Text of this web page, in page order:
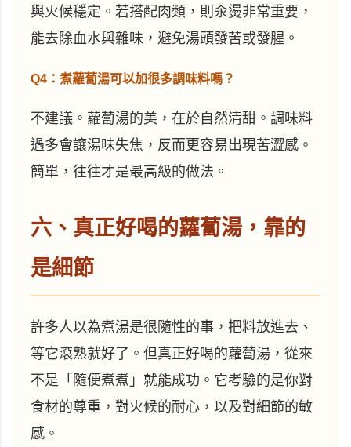
與火候穩定。若搭配肉類，則汆燙非常重要，
能去除血水與雜味，避免湯頭發苦或發腥。
Q4：煮蘿蔔湯可以加很多調味料嗎？
不建議。蘿蔔湯的美，在於自然清甜。調味料
過多會讓湯味失焦，反而更容易出現苦澀感。
簡單，往往才是最高級的做法。
六、真正好喝的蘿蔔湯，靠的
是細節
許多人以為煮湯是很隨性的事，把料放進去、
等它滾熟就好了。但真正好喝的蘿蔔湯，從來
不是「隨便煮煮」就能成功。它考驗的是你對
食材的尊重，對火候的耐心，以及對細節的敏
感。